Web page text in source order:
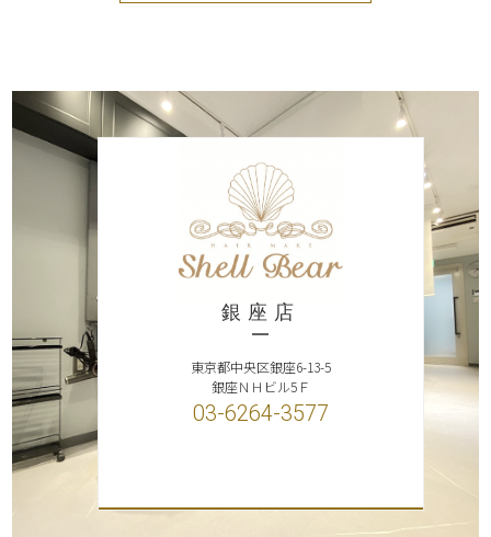
銀座店
東京都中央区銀座6-13-5
銀座ＮＨビル5Ｆ
03-6264-3577